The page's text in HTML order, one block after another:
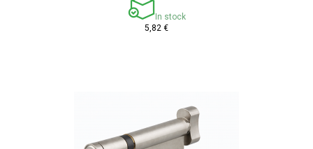
In stock
5,82 €